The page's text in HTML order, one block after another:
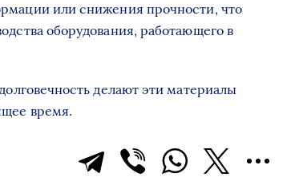
или снижения прочности, что
оборудования, работающего в
делают эти материалы
время.